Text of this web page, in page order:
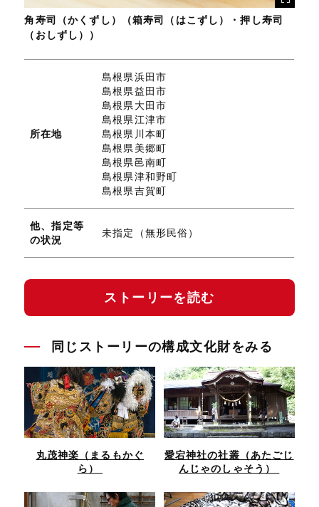
角寿司（かくずし）（箱寿司（はこずし）・押し寿司
（おしずし））
所在地
島根県浜田市
島根県益田市
島根県大田市
島根県江津市
島根県川本町
島根県美郷町
島根県邑南町
島根県津和野町
島根県吉賀町
他、指定等
の状況
未指定（無形民俗）
ストーリーを読む
同じストーリーの構成文化財をみる
丸茂神楽（まるもかぐ
ら）
愛宕神社の社叢（あたごじ
んじゃのしゃそう）